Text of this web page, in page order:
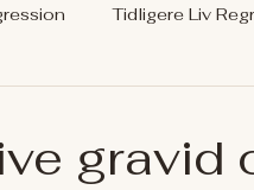
Tidligere Liv
gravid